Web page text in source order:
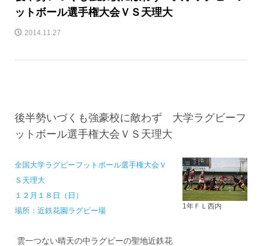
ットボール選手権大会ＶＳ天理大
2014.11.27
後半勢いづくも強豪校に敵わず 大学ラグビーフ
ットボール選手権大会ＶＳ天理大
全国大学ラグビーフットボール選手権大会Ｖ
Ｓ天理大
１２月１８日（日）
場所：近鉄花園ラグビー場
雲一つない晴天の中ラグビーの聖地近鉄花
1年ＦＬ西内